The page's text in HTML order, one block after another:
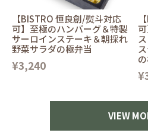
【BISTRO 恒良創/熨斗対応
可】至極のハンバーグ＆特製
サーロインステーキ＆朝採れ
野菜サラダの極弁当
¥3,240
VIEW